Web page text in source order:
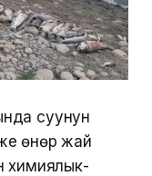
суунун
өнөр жай
химиялык-